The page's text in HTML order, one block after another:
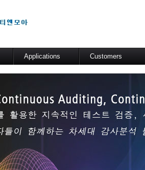
Applications Customers